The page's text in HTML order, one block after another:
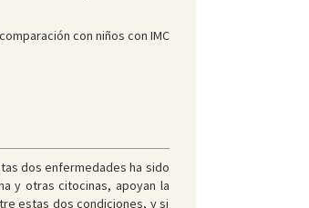
con niños con IMC
dos enfermedades ha sido
y otras citocinas, apoyan la
estas dos condiciones, y si